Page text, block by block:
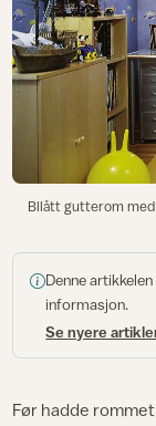
Bllått gutterom med
Denne
informasjon.
Se nyere
Før hadde